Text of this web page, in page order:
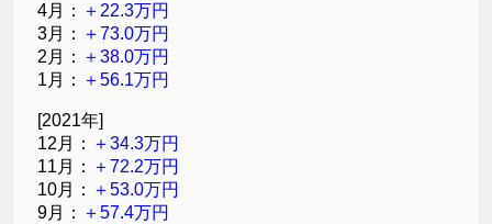
4月： ＋22.3万円
3月： ＋73.0万円
2月： ＋38.0万円
1月： ＋56.1万円
[2021年]
12月： ＋34.3万円
11月： ＋72.2万円
10月： ＋53.0万円
9月： ＋57.4万円